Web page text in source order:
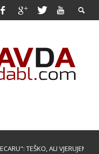
TEŠKO, ALI VJERUJEMO!